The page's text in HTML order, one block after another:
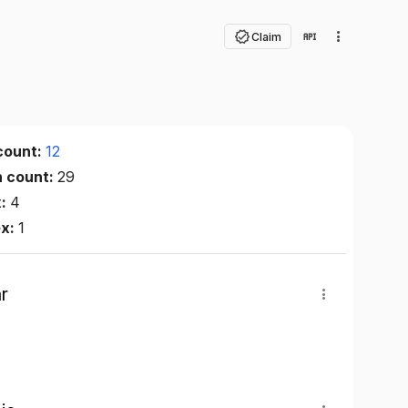
Claim
12
count:29
4
1